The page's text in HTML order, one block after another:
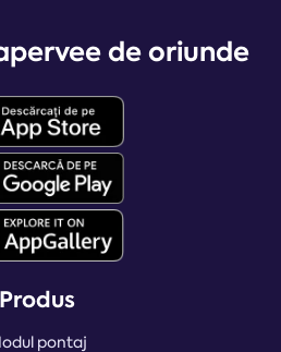
de oriunde
Produs
pontaj